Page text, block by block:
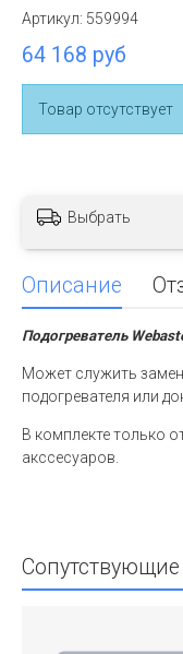
Артикул: 559994
64 168 руб
Товар отсутствует
Выбрать
Описание
Подогреватель
Может служить
подогревателя или
В комплекте только
акссесуаров.